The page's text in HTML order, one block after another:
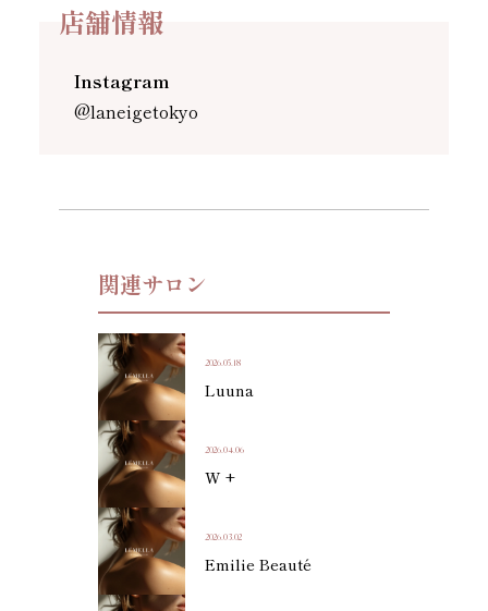
店舗情報
Instagram
@laneigetokyo
関連サロン
2026.05.18
Luuna
2026.04.06
W +
2026.03.02
Emilie Beauté